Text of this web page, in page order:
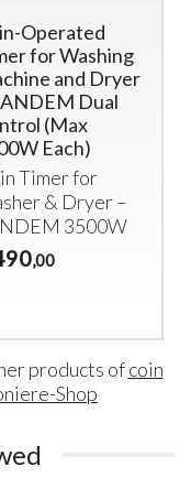
Operated
for Washing
and Dryer
Dual
(Max
Each)
Timer for
& Dryer –
3500W
,00
products ofcoin
Shop